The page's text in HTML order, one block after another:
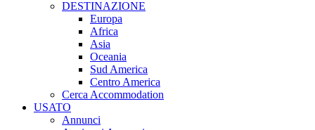
DESTINAZIONE
Europa
Africa
Asia
Oceania
Sud America
Centro America
Cerca Accommodation
USATO
Annunci